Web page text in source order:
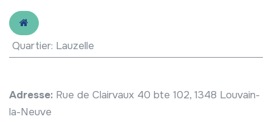
Quartier: Lauzelle
Adresse: Rue de Clairvaux 40 bte 102, 1348 Louvain-
la-Neuve